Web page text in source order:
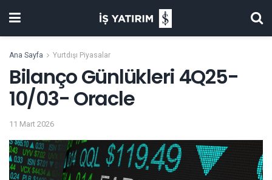
Ana Sayfa Yurtdışı Piyasalar
Bilanço Günlükleri 4Q25-
10/03- Oracle
11 Mart 2026